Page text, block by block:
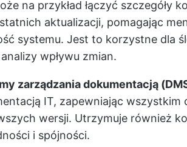
na przykład łączyć szczegóły
aktualizacji, pomagając
systemu. Jest to korzystne dla
wpływu zmian.
zarządzania dokumentacją
IT, zapewniając wszystkim
wersji. Utrzymuje również
i spójności.